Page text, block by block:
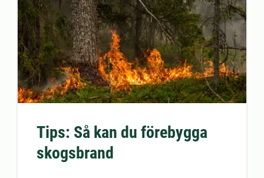
Tips: Så kan du förebygga
skogsbrand